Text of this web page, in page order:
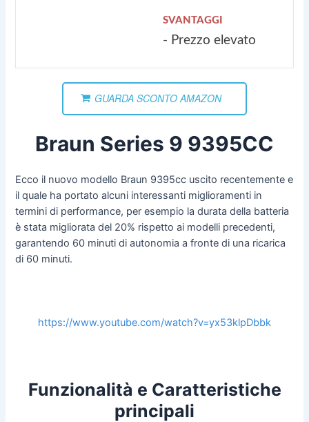
SVANTAGGI
- Prezzo elevato
GUARDA SCONTO AMAZON
Braun Series 9 9395CC
Ecco il nuovo modello Braun 9395cc uscito recentemente e
il quale ha portato alcuni interessanti miglioramenti in
termini di performance, per esempio la durata della batteria
è stata migliorata del 20% rispetto ai modelli precedenti,
garantendo 60 minuti di autonomia a fronte di una ricarica
di 60 minuti.
https://www.youtube.com/watch?v=yx53klpDbbk
Funzionalità e Caratteristiche
principali